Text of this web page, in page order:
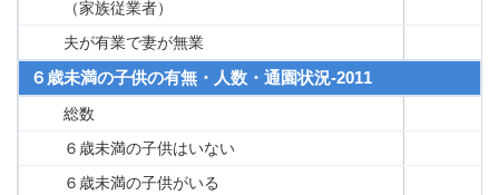
（家族従業者）
夫が有業で妻が無業
６歳未満の子供の有無・人数・通園状況-2011
総数
６歳未満の子供はいない
６歳未満の子供がいる